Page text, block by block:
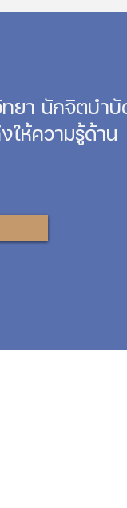
ยา นักจิตบำบั
ให้ความรู้ด้าน